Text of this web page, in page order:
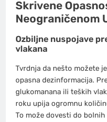
Skrivene
Neograničenom
Ozbiljne nuspojave
vlakana
Tvrdnja da nešto možete
opasna dezinformacija.
glukomanana ili teških
roku upija ogromnu
To može dovesti do